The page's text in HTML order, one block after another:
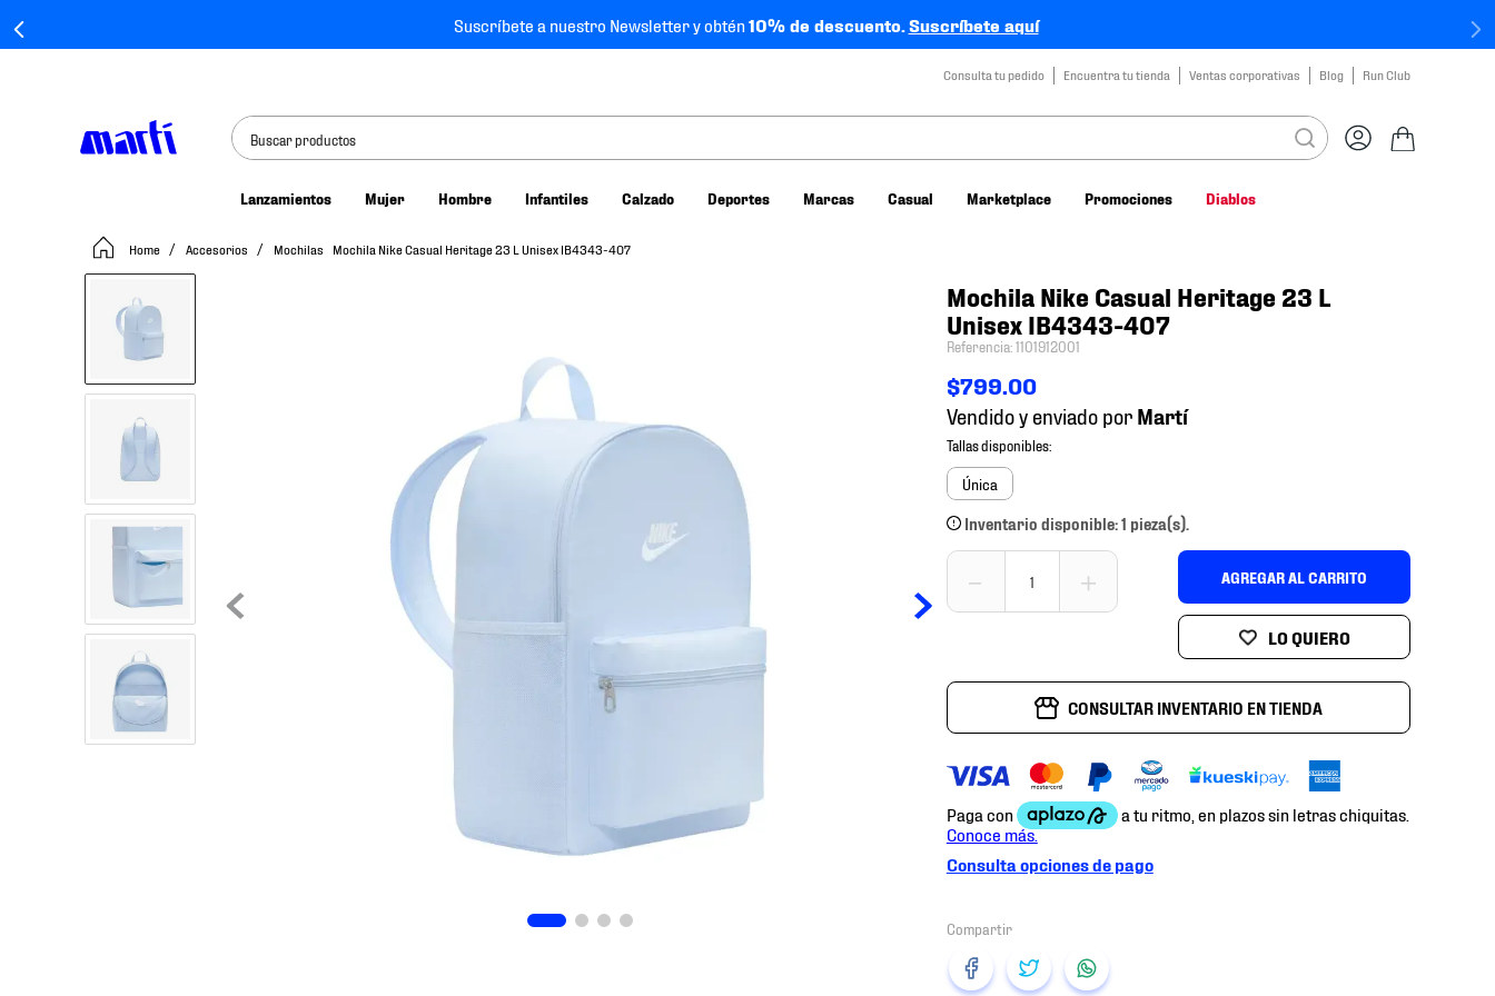
Suscríbete a nuestro Newsletter y obtén10% de descuento.Suscríbete aquí
Consulta tu pedido Encuentra tu tienda Ventas corporativas Blog Run Club
Buscar productos
Lanzamientos Mujer Hombre Infantiles Calzado Deportes Marcas Casual Marketplace Promociones Diablos
Accesorios Mochilas Mochila Nike Casual Heritage 23 L Unisex IB4343-407
Mochila Nike Casual Heritage 23 L
Unisex IB4343-407
Referencia:1101912001
$799.00
Vendido y enviado por
Única
Inventario disponible: 1 pieza(s).
＋
－ AGREGAR AL CARRITO
CONSULTAR INVENTARIO EN TIENDA
Consulta opciones de pago
tenis mujer
tenis hombre
tenis nike